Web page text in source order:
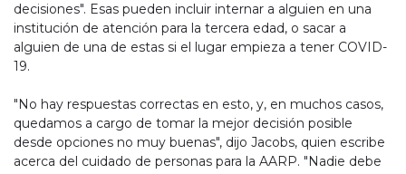
decisiones". Esas pueden incluir internar a alguien en una
institución de atención para la tercera edad, o sacar a
alguien de una de estas si el lugar empieza a tener COVID-
19.
"No hay respuestas correctas en esto, y, en muchos casos,
quedamos a cargo de tomar la mejor decisión posible
desde opciones no muy buenas", dijo Jacobs, quien escribe
acerca del cuidado de personas para la AARP. "Nadie debe